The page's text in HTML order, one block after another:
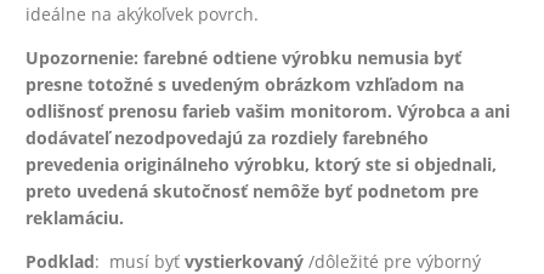
ideálne na akýkoľvek povrch.
Upozornenie: farebné odtiene výrobku nemusia byť
presne totožné s uvedeným obrázkom vzhľadom na
odlišnosť prenosu farieb vašim monitorom. Výrobca a ani
dodávateľ nezodpovedajú za rozdiely farebného
prevedenia originálneho výrobku, ktorý ste si objednali,
preto uvedená skutočnosť nemôže byť podnetom pre
reklamáciu.
Podklad: musí byťvystierkovaný /dôležité pre výborný